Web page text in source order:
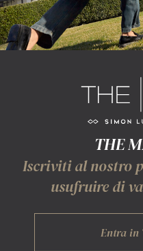
THE
Iscriviti al nostro
usufruire di
Entra in